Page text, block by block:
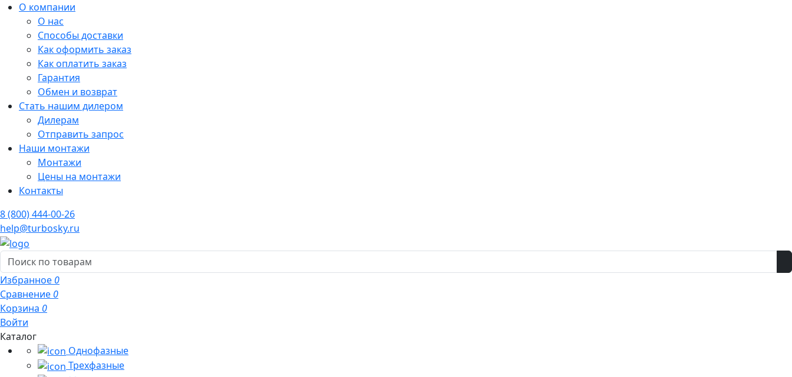
О компании
О нас
Способы доставки
Как оформить заказ
Как оплатить заказ
Гарантия
Обмен и возврат
Стать нашим дилером
Дилерам
Отправить запрос
Наши монтажи
Монтажи
Цены на монтажи
Контакты
8 (800) 444-00-26
help@turbosky.ru
Избранное 0
Сравнение 0
Корзина 0
Войти
Каталог
Однофазные
Трехфазные